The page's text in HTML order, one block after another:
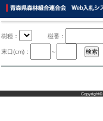
樹種： 椪番：
末口(cm)： ～
Copyright©